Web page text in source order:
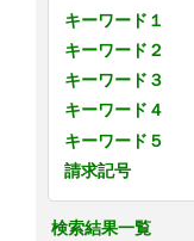
キーワード１
キーワード２
キーワード３
キーワード４
キーワード５
請求記号
検索結果一覧